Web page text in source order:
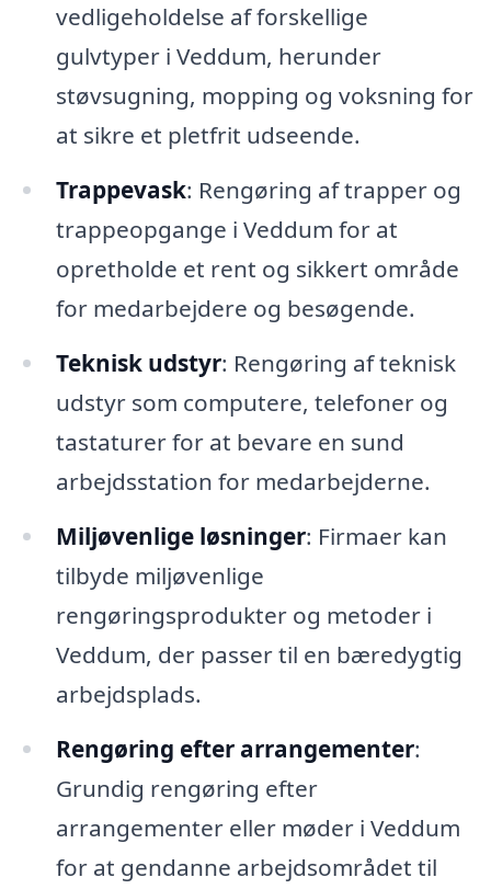
vedligeholdelse af forskellige
gulvtyper i Veddum, herunder
støvsugning, mopping og voksning for
at sikre et pletfrit udseende.
Trappevask: Rengøring af trapper og
trappeopgange i Veddum for at
opretholde et rent og sikkert område
for medarbejdere og besøgende.
Teknisk udstyr: Rengøring af teknisk
udstyr som computere, telefoner og
tastaturer for at bevare en sund
arbejdsstation for medarbejderne.
Miljøvenlige løsninger: Firmaer kan
tilbyde miljøvenlige
rengøringsprodukter og metoder i
Veddum, der passer til en bæredygtig
arbejdsplads.
Rengøring efter arrangementer:
Grundig rengøring efter
arrangementer eller møder i Veddum
for at gendanne arbejdsområdet til